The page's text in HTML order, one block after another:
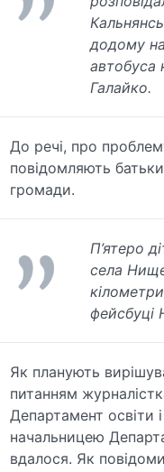
додому
Галайко.
До речі, про
повідомляють батьки
громади.
П’ятеро
села
фейсбуці
Як планують
питанням
Департамент освіти
начальницею
вдалося. Як